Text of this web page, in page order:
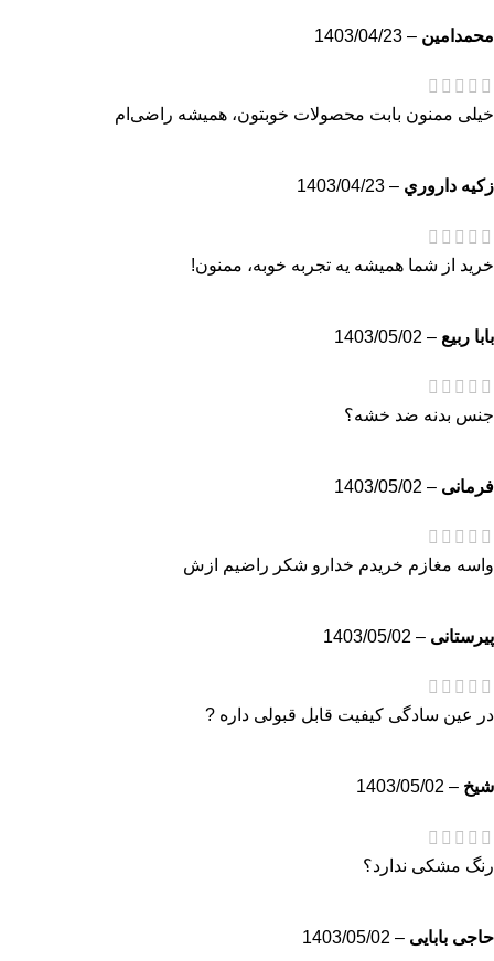
محمدامين –
1403/04/23
خیلی ممنون بابت محصولات خوبتون، همیشه راضی‌ام
زكيه داروري –
1403/04/23
خرید از شما همیشه یه تجربه خوبه، ممنون!
بابا ربیع –
1403/05/02
جنس بدنه ضد خشه؟
فرمانی –
1403/05/02
واسه مغازم خریدم خدارو شکر راضیم ازش
پیرستانی –
1403/05/02
در عین سادگی کیفیت قابل قبولی داره ?
شیخ –
1403/05/02
رنگ مشکی ندارد؟
حاجی بابایی –
1403/05/02